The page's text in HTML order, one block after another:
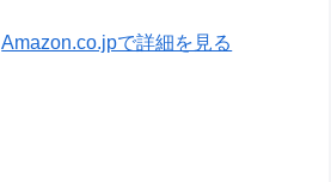
Amazon.co.jpで詳細を見る